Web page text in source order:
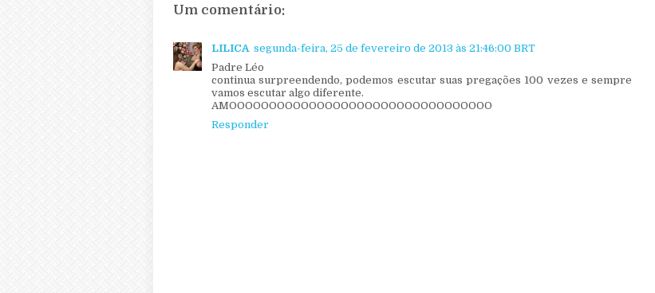
Um comentário:
LILICA segunda-feira, 25 de fevereiro de 2013 às 21:46:00 BRT
Padre Léo
continua surpreendendo, podemos escutar suas pregações 100 vezes e sempre
vamos escutar algo diferente.
AMOOOOOOOOOOOOOOOOOOOOOOOOOOOOOOOOO
Responder